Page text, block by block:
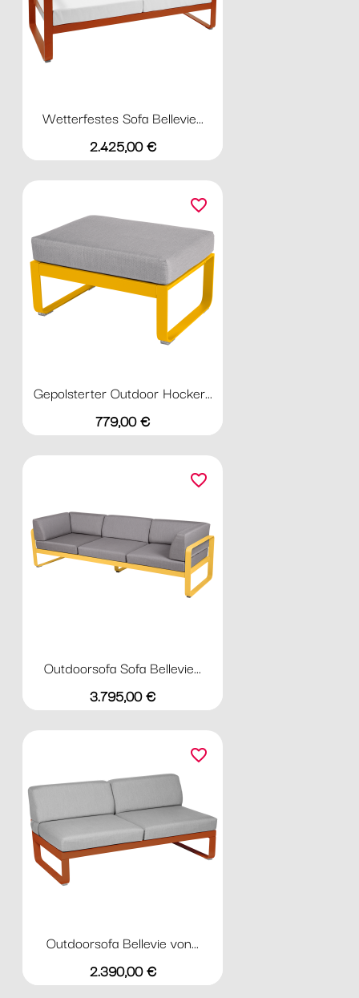
Wetterfestes Sofa Bellevie...
Preis
2.425,00 €
Gepolsterter Outdoor Hocker...
Preis
779,00 €
favorite_border
Outdoorsofa Sofa Bellevie...
Preis
3.795,00 €
favorite_border
Outdoorsofa Bellevie von...
Preis
2.390,00 €
favorite_border